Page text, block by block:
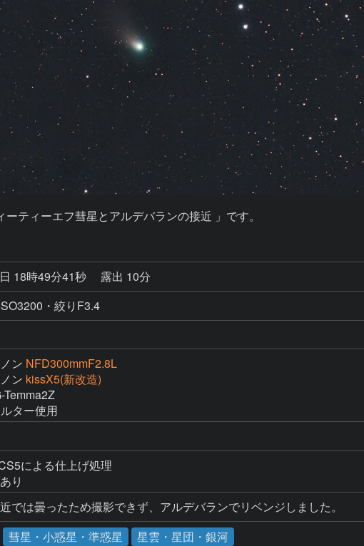
ティーエフ彗星とアルデバランの接近 」です。
18時49分41秒
露出 10分
・絞りF3.4
ン NFD300mmF2.8L
ン kissX5(新改造)
Temma2Z
ター使用
による仕上げ処理
り
では曇ったため撮影できず、アルデバランでリベンジしました。
彗星・小惑星・準惑星
星雲・星団・銀河